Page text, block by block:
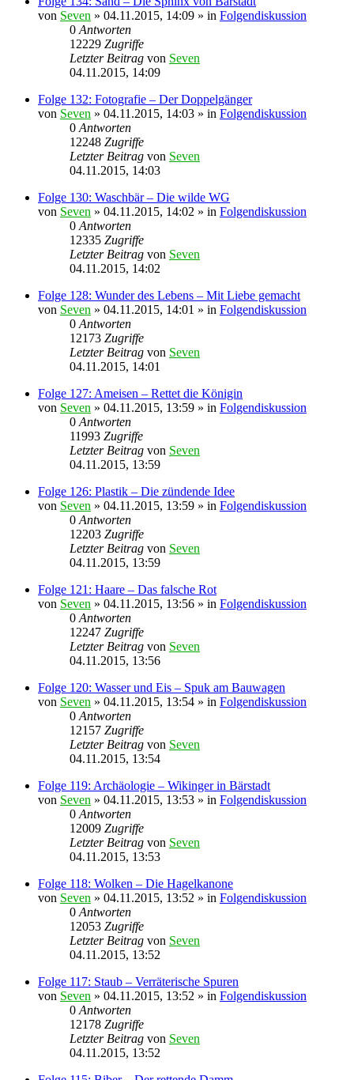
von Seven » 04.11.2015, 14:09 » in Folgendiskussion
0 Antworten
12229 Zugriffe
Letzter Beitrag von Seven
04.11.2015, 14:09
Folge 132: Fotografie – Der Doppelgänger
von Seven » 04.11.2015, 14:03 » in Folgendiskussion
0 Antworten
12248 Zugriffe
Letzter Beitrag von Seven
04.11.2015, 14:03
Folge 130: Waschbär – Die wilde WG
von Seven » 04.11.2015, 14:02 » in Folgendiskussion
0 Antworten
12335 Zugriffe
Letzter Beitrag von Seven
04.11.2015, 14:02
Folge 128: Wunder des Lebens – Mit Liebe gemacht
von Seven » 04.11.2015, 14:01 » in Folgendiskussion
0 Antworten
12173 Zugriffe
Letzter Beitrag von Seven
04.11.2015, 14:01
Folge 127: Ameisen – Rettet die Königin
von Seven » 04.11.2015, 13:59 » in Folgendiskussion
0 Antworten
11993 Zugriffe
Letzter Beitrag von Seven
04.11.2015, 13:59
Folge 126: Plastik – Die zündende Idee
von Seven » 04.11.2015, 13:59 » in Folgendiskussion
0 Antworten
12203 Zugriffe
Letzter Beitrag von Seven
04.11.2015, 13:59
Folge 121: Haare – Das falsche Rot
von Seven » 04.11.2015, 13:56 » in Folgendiskussion
0 Antworten
12247 Zugriffe
Letzter Beitrag von Seven
04.11.2015, 13:56
Folge 120: Wasser und Eis – Spuk am Bauwagen
von Seven » 04.11.2015, 13:54 » in Folgendiskussion
0 Antworten
12157 Zugriffe
Letzter Beitrag von Seven
04.11.2015, 13:54
Folge 119: Archäologie – Wikinger in Bärstadt
von Seven » 04.11.2015, 13:53 » in Folgendiskussion
0 Antworten
12009 Zugriffe
Letzter Beitrag von Seven
04.11.2015, 13:53
Folge 118: Wolken – Die Hagelkanone
von Seven » 04.11.2015, 13:52 » in Folgendiskussion
0 Antworten
12053 Zugriffe
Letzter Beitrag von Seven
04.11.2015, 13:52
Folge 117: Staub – Verräterische Spuren
von Seven » 04.11.2015, 13:52 » in Folgendiskussion
0 Antworten
12178 Zugriffe
Letzter Beitrag von Seven
04.11.2015, 13:52